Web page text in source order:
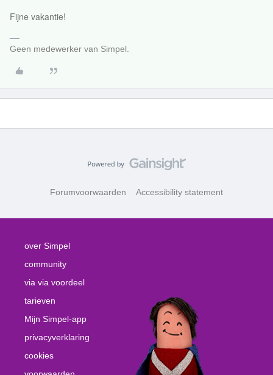
Fijne vakantie!
Geen medewerker van Simpel.
Forumvoorwaarden Accessibility statement
over Simpel
community
via via voordeel
tarieven
Mijn Simpel-app
privacyverklaring
cookies